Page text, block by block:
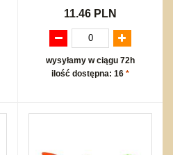
11.46 PLN
wysyłamy w ciągu 72h
ilość dostępna: 16 *